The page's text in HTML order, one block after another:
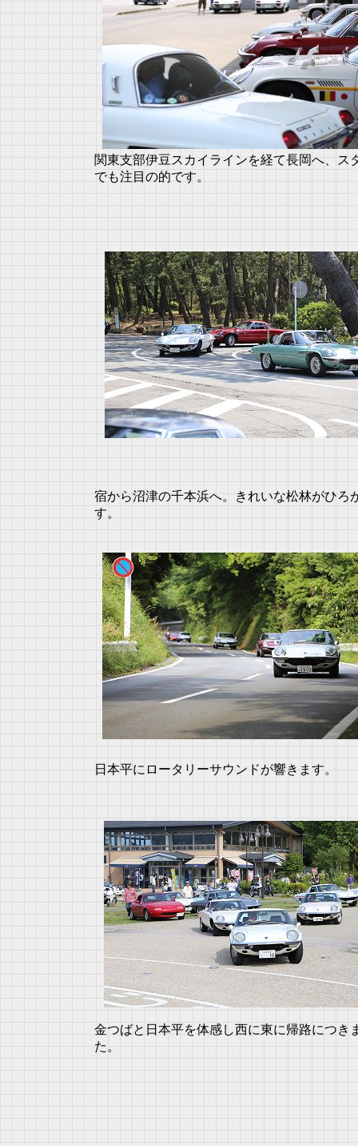
関東支部伊豆スカイラインを経て長岡へ、ス
でも注目の的です。
宿から沼津の千本浜へ。きれいな松林がひろ
す。
日本平にロータリーサウンドが響きます。
金つばと日本平を体感し西に東に帰路につき
た。